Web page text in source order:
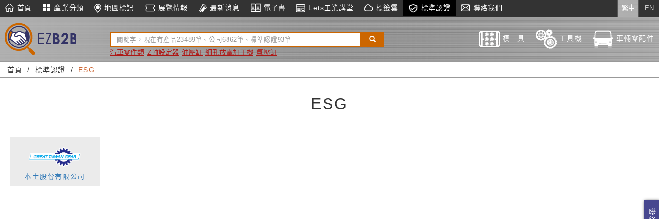
繁中 EN
首頁 產業分類 地圖標記 展覽情報 最新消息 電子書 Lets工業講堂 標籤雲 標準認證 聯絡我們
汽車零件類 Z軸設定器 油壓缸 細孔放電加工機 氣壓缸
模 具 工具機 車輛零配件
首頁 標準認證 ESG
ESG
本土股份有限公司